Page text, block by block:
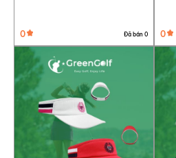
0 Đã bán 0 0